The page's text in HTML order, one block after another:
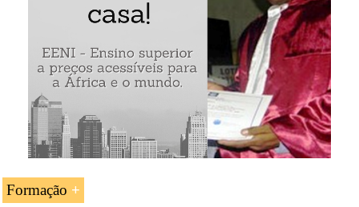
Acesso a sete mercados da África Ocidental e do
norte de África: o Egito, a Líbia, a Tunísia, a
Argélia, o Marrocos, a Mauritânia, Saara Ocidental
e o Senegal
Rodovia Transafricana Cairo-Dacar
Formação